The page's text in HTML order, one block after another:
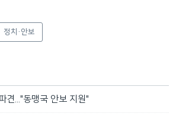
정치·안보
견..."동맹국 안보 지원"